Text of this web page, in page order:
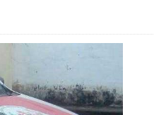
público